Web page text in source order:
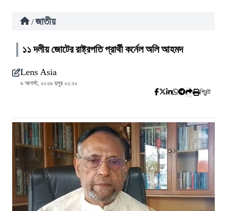
/ জাতীয়
১১ দলীয় জোটের রাষ্ট্রপতি প্রার্থী কর্নেল অলি আহমদ
Lens Asia
৯ আগস্ট, ২০২৬ দুপুর ০১:২০
প্রিন্ট